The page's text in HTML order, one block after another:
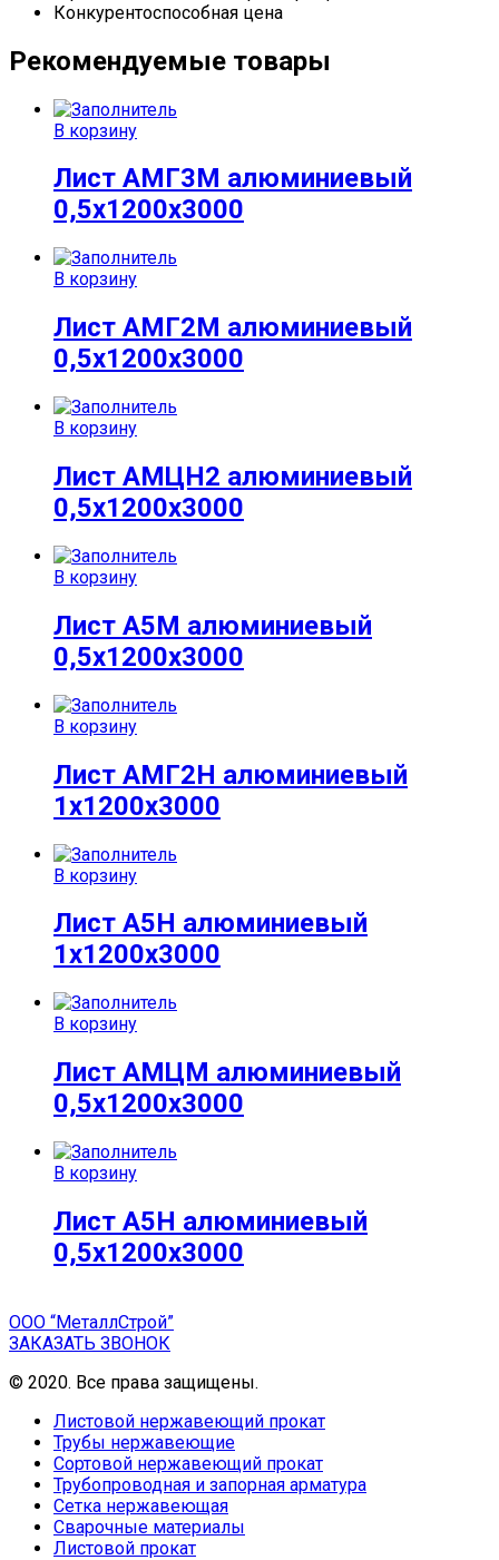
Конкурентоспособная цена
Рекомендуемые товары
В корзину
Лист АМГ3М алюминиевый
0,5х1200х3000
В корзину
Лист АМГ2М алюминиевый
0,5х1200х3000
В корзину
Лист АМЦН2 алюминиевый
0,5х1200х3000
В корзину
Лист А5М алюминиевый
0,5х1200х3000
В корзину
Лист АМГ2Н алюминиевый
1х1200х3000
В корзину
Лист А5Н алюминиевый
1х1200х3000
В корзину
Лист АМЦМ алюминиевый
0,5х1200х3000
В корзину
Лист А5Н алюминиевый
0,5х1200х3000
ООО “МеталлСтрой”
ЗАКАЗАТЬ ЗВОНОК
© 2020. Все права защищены.
Листовой нержавеющий прокат
Трубы нержавеющие
Сортовой нержавеющий прокат
Трубопроводная и запорная арматура
Сетка нержавеющая
Сварочные материалы
Листовой прокат